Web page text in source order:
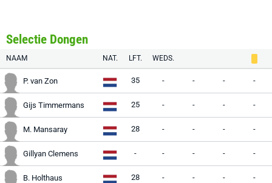
Selectie Dongen
NAAM NAT. LFT. WEDS.
P. van Zon 35 - - - -
Gijs Timmermans 25 - - - -
M. Mansaray 28 - - - -
Gillyan Clemens - - - - -
B. Holthaus 28 - - - -